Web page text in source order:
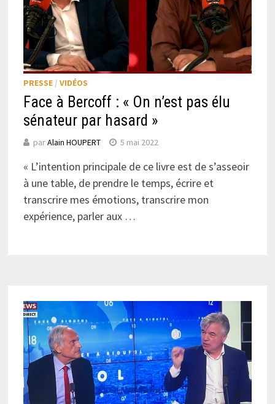
PRESSE/ VIDÉOS
Face à Bercoff : « On n’est pas élu
sénateur par hasard »
parAlain HOUPERT 5 mai 2022
« L’intention principale de ce livre est de s’asseoir
à une table, de prendre le temps, écrire et
transcrire mes émotions, transcrire mon
expérience, parler aux …